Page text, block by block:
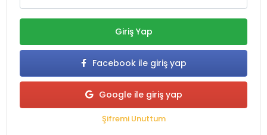
Giriş Yap
Facebook ile giriş yap
Google ile giriş yap
Şifremi Unuttum